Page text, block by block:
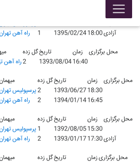
محل برگزاری
راه آهن 1 1395/02/2418:00آزادی
گل زدهتاریخ زمان
محل برگزاری
راه آهن2 1393/08/0416:40
گل زدهتاریخ زمان
محل برگزاری
پرسپولیس2 1393/06/2718:30
راه آهن 2 1394/01/1416:45
گل زدهتاریخ زمان
محل برگزاری
پرسپولیس 1 1392/08/0515:30
راه آهن 2 1393/01/1717:30آزادی
گل زدهتاریخ زمانمحل برگزاری